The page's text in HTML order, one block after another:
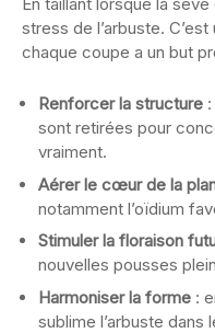
stress de l’arbuste.
chaque coupe a un but
Renforcer la structure
sont retirées pour
vraiment.
Aérer le cœur de la
notamment l’oïdium
Stimuler la floraison
nouvelles pousses
Harmoniser la forme :
sublime l’arbuste dans